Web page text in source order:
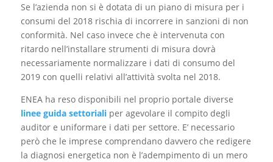
Se l’azienda non si è dotata di un piano di misura per i
consumi del 2018 rischia di incorrere in sanzioni di non
conformità. Nel caso invece che è intervenuta con
ritardo nell’installare strumenti di misura dovrà
necessariamente normalizzare i dati di consumo del
2019 con quelli relativi all’attività svolta nel 2018.
ENEA ha reso disponibili nel proprio portale diverse
linee guida settoriali per agevolare il compito degli
auditor e uniformare i dati per settore. E’ necessario
però che le imprese comprendano davvero che redigere
la diagnosi energetica non è l’adempimento di un mero